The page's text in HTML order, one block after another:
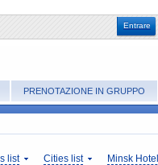
​Entrare
PRENOTAZIONE IN GRUPPO
Minsk
Cities list
list